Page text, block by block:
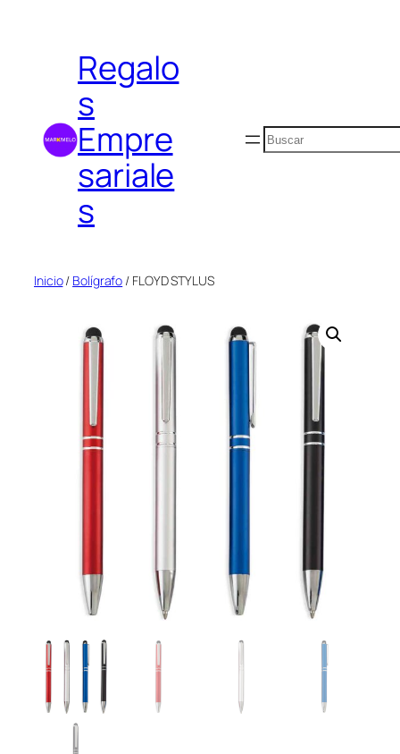
contenidoRegalo
s
Empre
sariale
s
Buscar
Inicio/ Bolígrafo / FLOYD STYLUS